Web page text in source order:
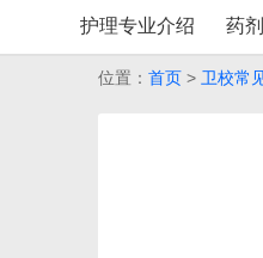
护理专业介绍 药
位置： 首页 > 卫校常